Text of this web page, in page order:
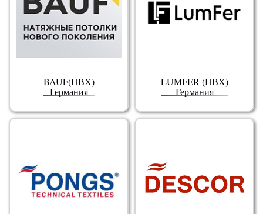
BAUF(ПВХ)
Германия
LUMFER (ПВХ)
Германия